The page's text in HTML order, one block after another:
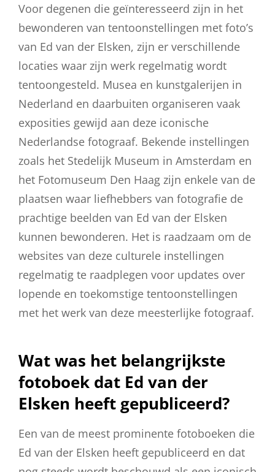
Voor degenen die geïnteresseerd zijn in het
bewonderen van tentoonstellingen met foto’s
van Ed van der Elsken, zijn er verschillende
locaties waar zijn werk regelmatig wordt
tentoongesteld. Musea en kunstgalerijen in
Nederland en daarbuiten organiseren vaak
exposities gewijd aan deze iconische
Nederlandse fotograaf. Bekende instellingen
zoals het Stedelijk Museum in Amsterdam en
het Fotomuseum Den Haag zijn enkele van de
plaatsen waar liefhebbers van fotografie de
prachtige beelden van Ed van der Elsken
kunnen bewonderen. Het is raadzaam om de
websites van deze culturele instellingen
regelmatig te raadplegen voor updates over
lopende en toekomstige tentoonstellingen
met het werk van deze meesterlijke fotograaf.
Wat was het belangrijkste
fotoboek dat Ed van der
Elsken heeft gepubliceerd?
Een van de meest prominente fotoboeken die
Ed van der Elsken heeft gepubliceerd en dat